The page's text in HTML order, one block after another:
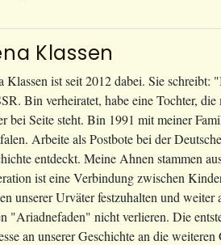
Klassen
Klassen ist seit 2012 dabei. Sie
Bin verheiratet, habe eine Tochter,
bei Seite steht. Bin 1991 mit meiner
Arbeite als Postbote bei der
entdeckt. Meine Ahnen stammen
ist eine Verbindung zwischen
unserer Urväter festzuhalten und
"Ariadnefaden" nicht verlieren. Die
an unserer Geschichte an die